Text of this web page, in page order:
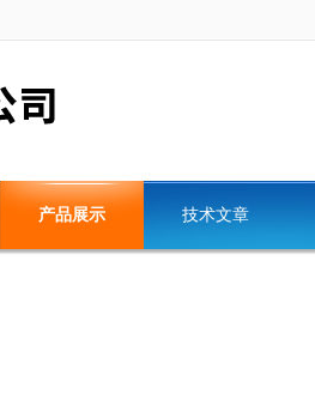
产品展示 技术文章